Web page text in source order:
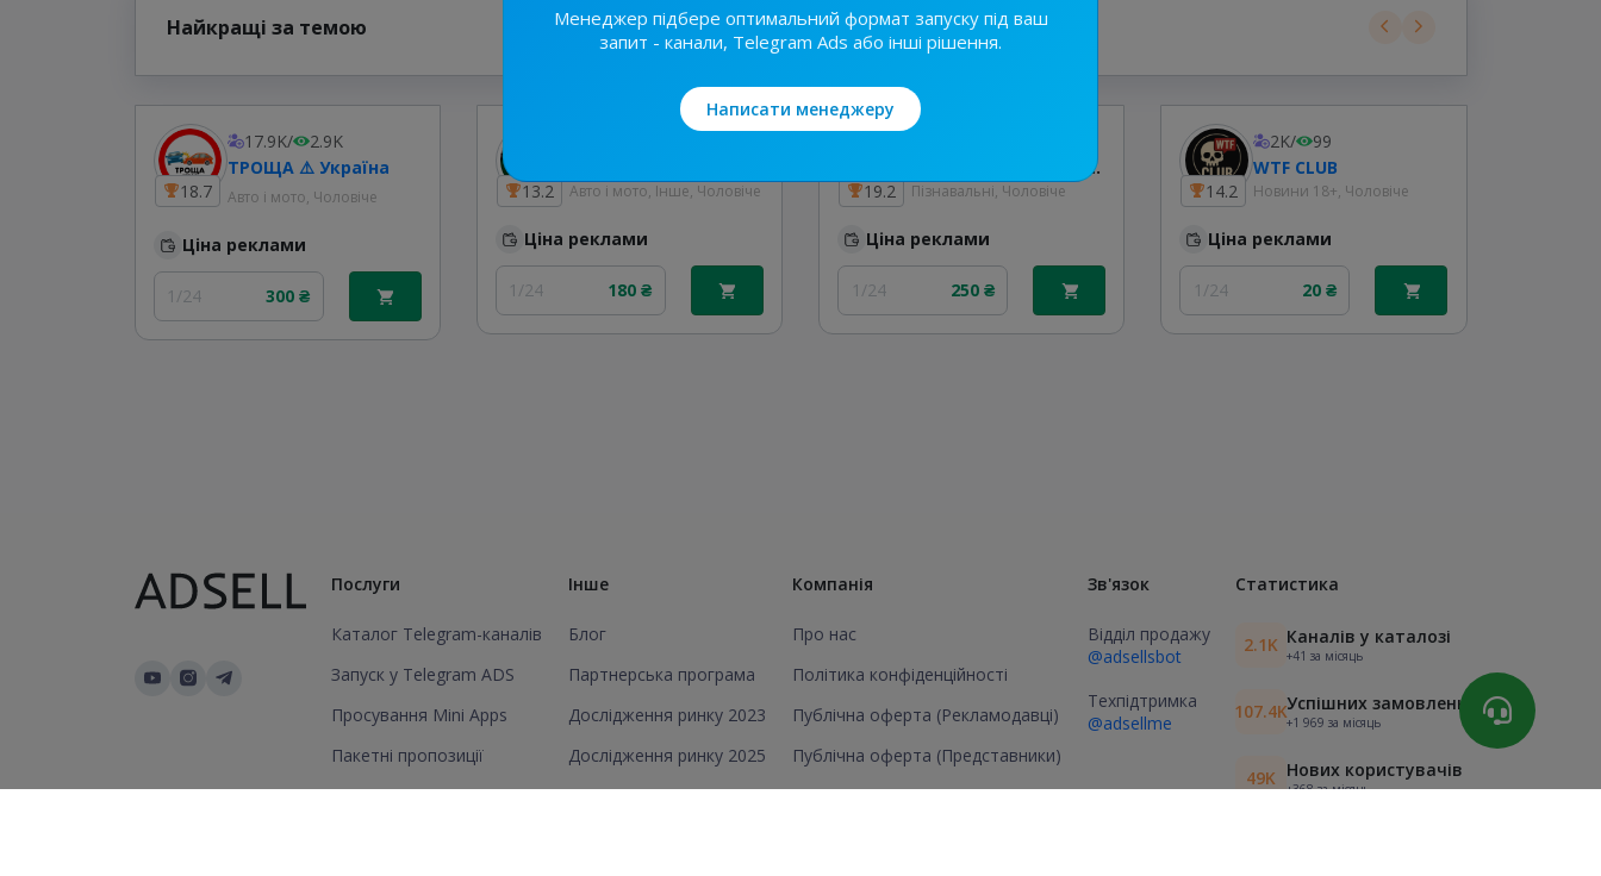
Найкращі за темою
18.7
17.9K/
2.9K
ТРОЩА ⚠️ Україна
Авто і мото, Чоловіче
Ціна реклами
1/24 300 ₴
13.2 Авто і мото, Інше, Чоловіче
Ціна реклами
1/24 180 ₴
19.2
ЖИРНИЙ УЛОВ🇺🇦РИБАЛКА
Пізнавальні, Чоловіче
Ціна реклами
1/24 250 ₴
14.2
2K/
99
WTF CLUB
Новини 18+, Чоловіче
Ціна реклами
1/24 20 ₴
Послуги
Каталог Telegram-каналів
Запуск у Telegram ADS
Просування Mini Apps
Пакетні пропозиції
Додати канал/групу
Інше
Блог
Партнерська програма
Дослідження ринку 2023
Дослідження ринку 2025
Компанія
Про нас
Політика конфіденційності
Публічна оферта (Рекламодавці)
Публічна оферта (Представники)
Зв'язок
Відділ продажу
@adsellsbot
Техпідтримка
@adsellme
Статистика
2.1K Каналів у каталозі
+41 за місяць
107.4KУспішних замовлень
+1 969 за місяць
49K Нових користувачів
+368 за місяць
Менеджер підбере оптимальний формат запуску під ваш
запит - канали, Telegram Ads або інші рішення.
Написати менеджеру